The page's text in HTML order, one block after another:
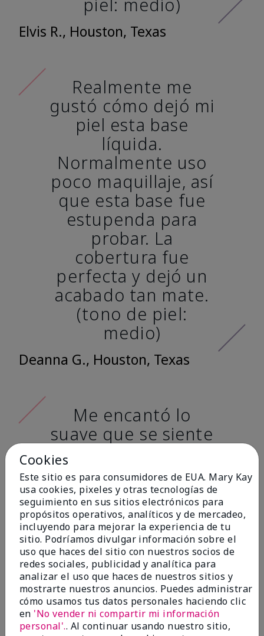
Elvis R., Houston, Texas
Realmente me
gustó cómo dejó mi
piel esta base
líquida.
Normalmente uso
poco maquillaje, así
que esta base fue
estupenda para
probar. La
cobertura fue
perfecta y dejó un
acabado tan mate.
(tono de piel:
medio)
Deanna G., Houston, Texas
Me encantó lo
suave que se siente
al aplicarla. Tiene
un acabado mate
muy bonito y no se
siente pastosa en la
piel. (tono de piel:
claro)
Ailime A., Tampa, Fla.
Cookies
Este sitio es para consumidores de EUA. Mary Kay
usa cookies, pixeles y otras tecnologías de
seguimiento en sus sitios electrónicos para
propósitos operativos, analíticos y de mercadeo,
incluyendo para mejorar la experiencia de tu
sitio. Podríamos divulgar información sobre el
uso que haces del sitio con nuestros socios de
redes sociales, publicidad y analítica para
analizar el uso que haces de nuestros sitios y
mostrarte nuestros anuncios. Puedes administrar
cómo usamos tus datos personales haciendo clic
en 'No vender ni compartir mi información
personal'.. Al continuar usando nuestro sitio,